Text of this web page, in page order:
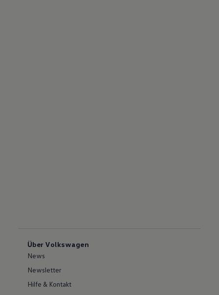
Über Volkswagen
News
Newsletter
Hilfe & Kontakt